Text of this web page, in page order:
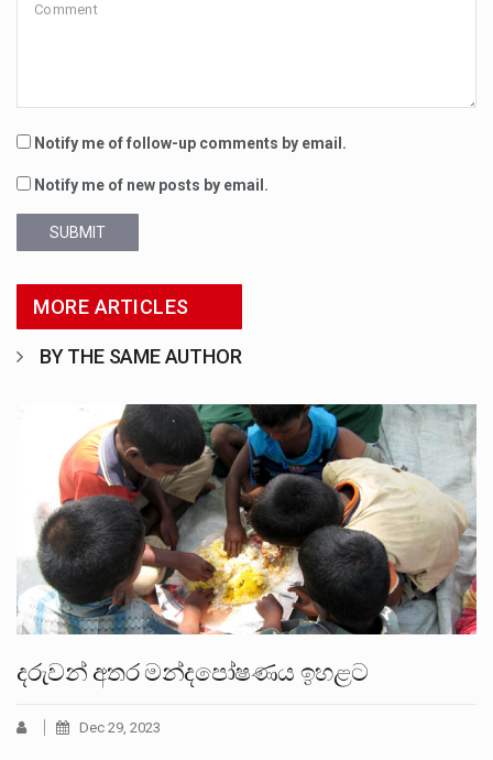
Notify me of follow-up comments by email.
Notify me of new posts by email.
SUBMIT
MORE ARTICLES
BY THE SAME AUTHOR
දරුවන් අතර මන්දපෝෂණය ඉහළට
Dec 29, 2023